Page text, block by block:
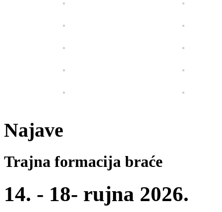
Najave
Trajna formacija braće
14. - 18- rujna 2026.